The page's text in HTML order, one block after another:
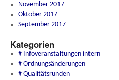
November 2017
Oktober 2017
September 2017
Kategorien
# Infoveranstaltungen intern
# Ordnungsänderungen
# Qualitätsrunden